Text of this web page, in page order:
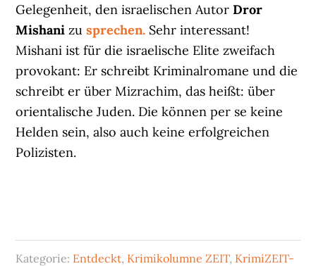
Gelegenheit, den israelischen AutorDror
Mishani zusprechen. Sehr interessant!
Mishani ist für die israelische Elite zweifach
provokant: Er schreibt Kriminalromane und die
schreibt er über Mizrachim, das heißt: über
orientalische Juden. Die können per se keine
Helden sein, also auch keine erfolgreichen
Polizisten.
Kategorie: Entdeckt, Krimikolumne ZEIT, KrimiZEIT-